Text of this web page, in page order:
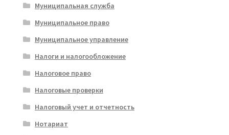
Муниципальная служба
Муниципальное право
Муниципальное управление
Налоги и налогообложение
Налоговое право
Налоговые проверки
Налоговый учет и отчетность
Нотариат